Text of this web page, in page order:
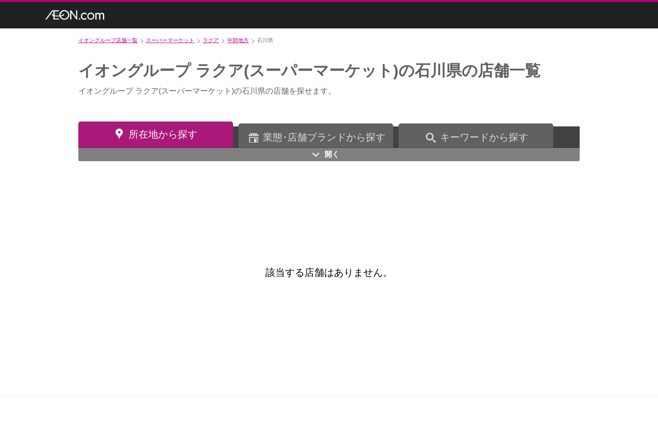
イオングループ店舗一覧 スーパーマーケット ラクア 中部地方 石川県
イオングループ ラクア(スーパーマーケット)の石川県の店舗一覧
イオングループ ラクア(スーパーマーケット)の石川県の店舗を探せます。
所在地から探す 業態・ 店舗ブランドから探す キーワードから探す
開く
該当する店舗はありません。